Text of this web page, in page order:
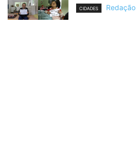
CIDADES Redação